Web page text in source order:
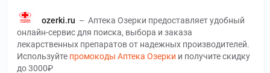
ozerki.ru –Аптека Озерки предоставляет удобный
онлайн-сервис для поиска, выбора и заказа
лекарственных препаратов от надежных производителей.
Используйте промокоды Аптека Озерки и получите скидку
до 3000₽